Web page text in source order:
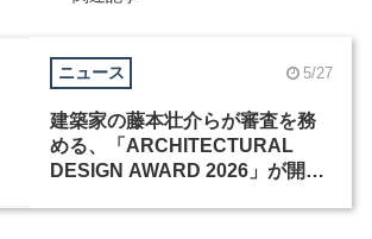
ニュース 5/27
建築家の藤本壮介らが審査を務
める、「ARCHITECTURAL
DESIGN AWARD 2026」が開催